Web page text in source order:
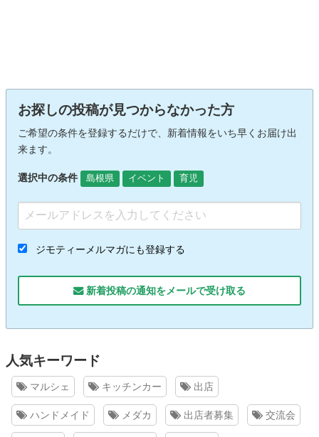
お探しの投稿が見つからなかった方
ご希望の条件を登録するだけで、新着情報をいち早くお届け出
来ます。
選択中の条件 島根県 イベント 育児
ジモティーメルマガにも登録する
新着投稿の通知をメールで受け取る
人気キーワード
マルシェ キッチンカー 出店
ハンドメイド メダカ 出店者募集 交流会